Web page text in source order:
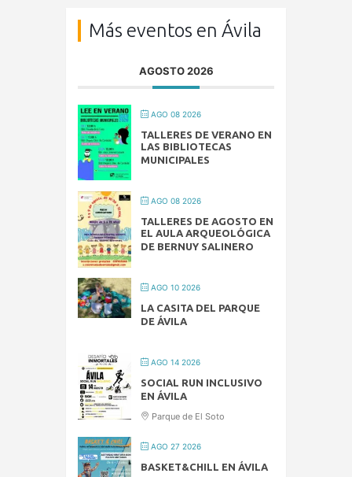
Más eventos en Ávila
AGOSTO 2026
AGO 08 2026
TALLERES DE VERANO EN
LAS BIBLIOTECAS
MUNICIPALES
AGO 08 2026
TALLERES DE AGOSTO EN
EL AULA ARQUEOLÓGICA
DE BERNUY SALINERO
AGO 10 2026
LA CASITA DEL PARQUE
DE ÁVILA
AGO 14 2026
SOCIAL RUN INCLUSIVO
EN ÁVILA
Parque de El Soto
AGO 27 2026
BASKET&CHILL EN ÁVILA